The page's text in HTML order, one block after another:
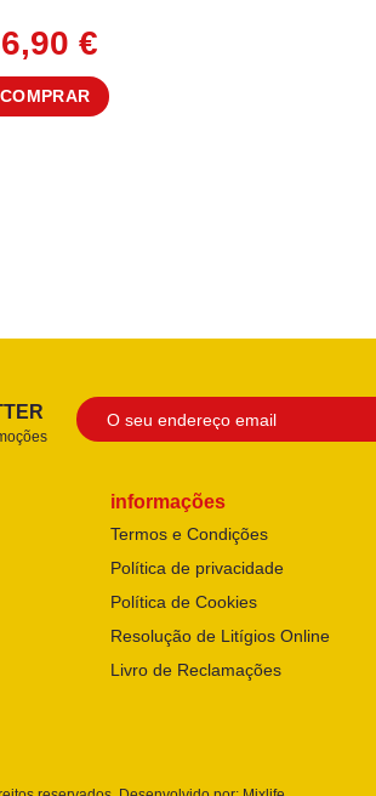
€
COMPRAR
informações
Termos e Condições
Política de privacidade
Política de Cookies
Resolução de Litígios Online
Livro de Reclamações